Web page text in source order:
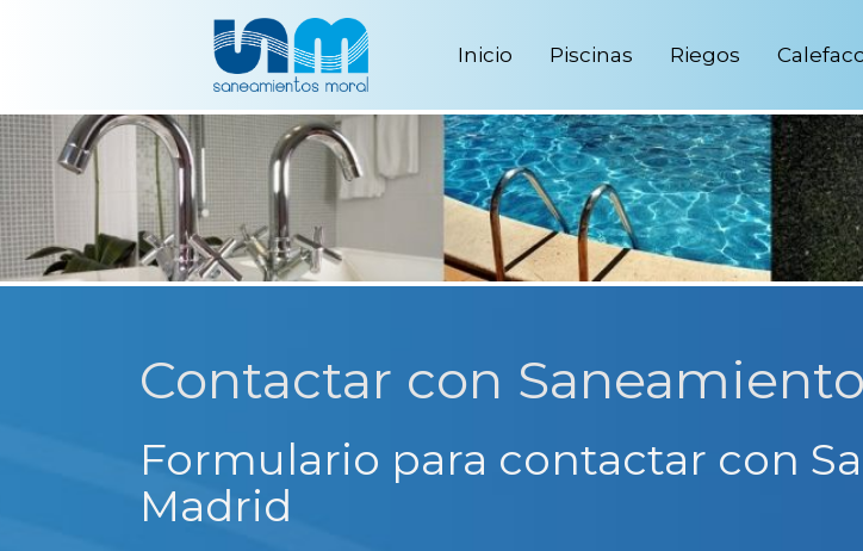
Inicio Piscinas Riegos
Contactar con
Formulario para contactar con
Madrid